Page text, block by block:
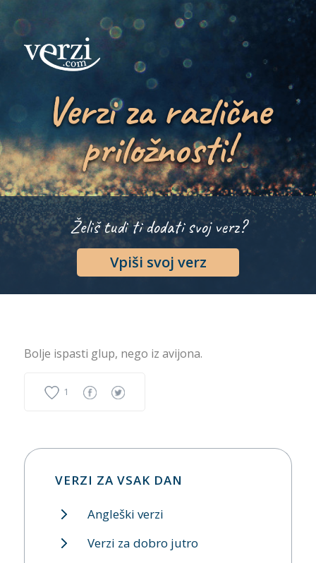
Verzi za različne
priložnosti!
Želiš tudi ti dodati svoj verz?
Vpiši svoj verz
Bolje ispasti glup, nego iz avijona.
1
VERZI ZA VSAK DAN
Angleški verzi
Verzi za dobro jutro